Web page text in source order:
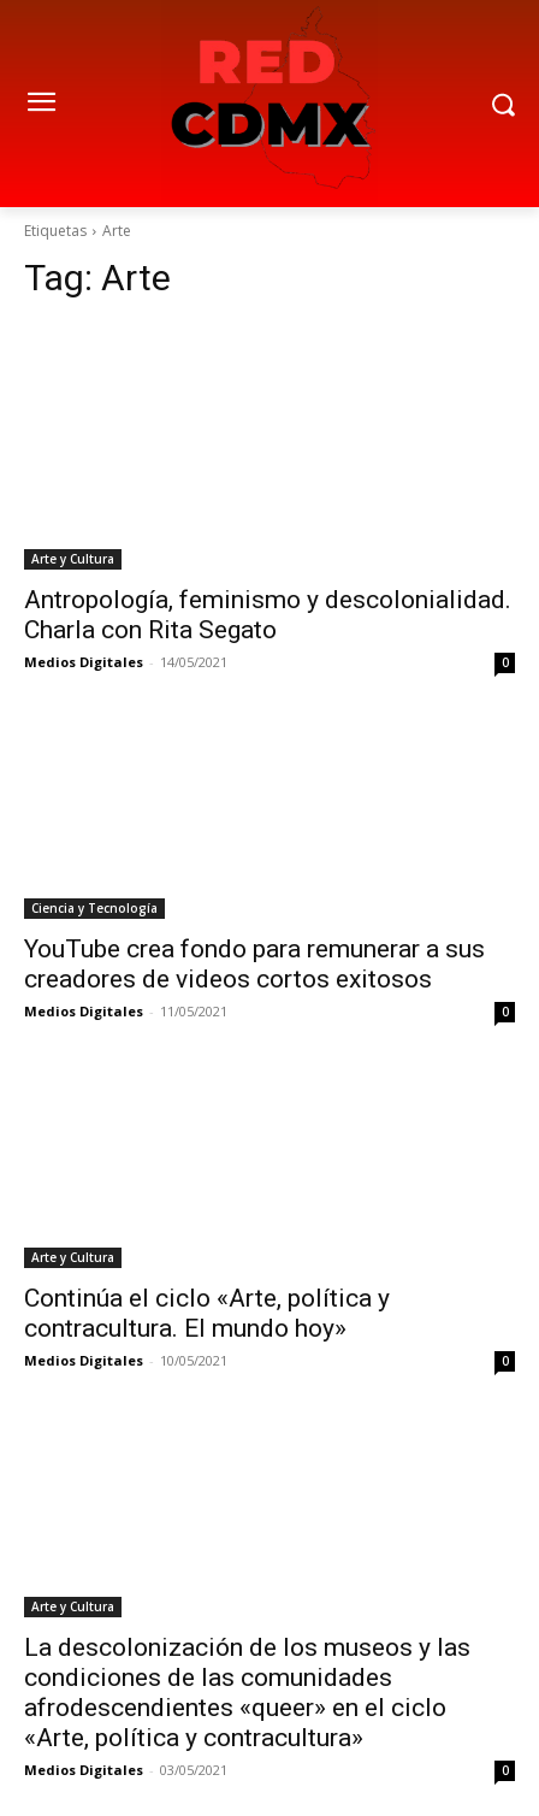
Etiquetas Arte
Tag: Arte
Arte y Cultura
Antropología, feminismo y descolonialidad.
Charla con Rita Segato
Medios Digitales - 14/05/2021 0
Ciencia y Tecnología
YouTube crea fondo para remunerar a sus
creadores de videos cortos exitosos
Medios Digitales - 11/05/2021 0
Arte y Cultura
Continúa el ciclo «Arte, política y
contracultura. El mundo hoy»
Medios Digitales - 10/05/2021 0
Arte y Cultura
La descolonización de los museos y las
condiciones de las comunidades
afrodescendientes «queer» en el ciclo
«Arte, política y contracultura»
Medios Digitales - 03/05/2021 0